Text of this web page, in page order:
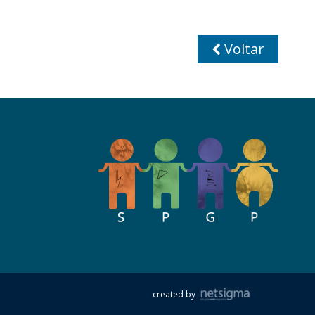
Voltar
created by